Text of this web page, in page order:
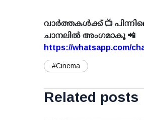
വാർത്തകൾക്ക് 📺
ചാനലിൽ അംഗമാകൂ 📲
https://whatsapp.com/
#Cinema
Related posts